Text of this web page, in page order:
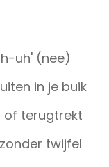
uh' (nee)
in je buik
of terugtrekt
twijfel